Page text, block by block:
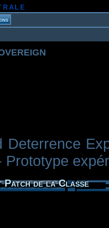
Deterrence
Prototype
Patch de la Classe